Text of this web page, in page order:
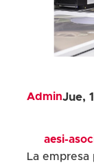
AdminJue,
aesi-
La empresa